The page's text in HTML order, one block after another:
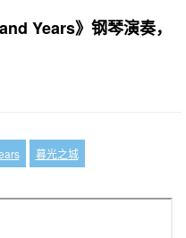
Years》钢琴演奏，
暮光之城